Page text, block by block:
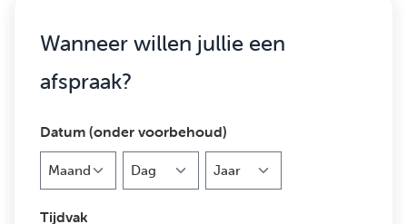
Wanneer willen jullie een
afspraak?
Datum (onder voorbehoud)
Tijdvak